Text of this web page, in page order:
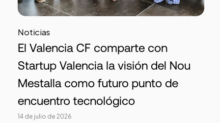
Noticias
El Valencia CF comparte con
Startup Valencia la visión del Nou
Mestalla como futuro punto de
encuentro tecnológico
14 de julio de 2026